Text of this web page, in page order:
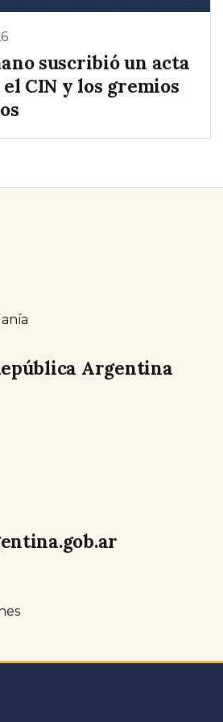
suscribió un acta
CIN y los gremios
Argentina